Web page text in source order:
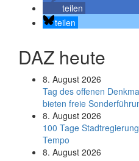
teilen
teilen
DAZ heute
8. August 2026
Tag des offenen
bieten freie
8. August 2026
100 Tage
Tempo
8. August 2026